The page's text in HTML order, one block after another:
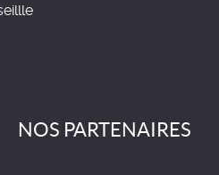
NOS PARTENAIRES